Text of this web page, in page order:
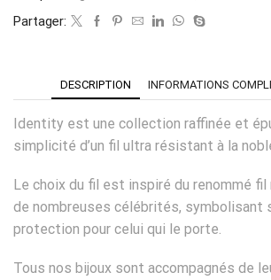
Partager:
DESCRIPTION INFORMATIONS
Identity est une collection raffinée et
simplicité d’un fil ultra résistant à la
Le choix du fil est inspiré du renommé
de nombreuses célébrités, symbolisant
protection pour celui qui le porte.
Tous nos bijoux sont accompagnés de